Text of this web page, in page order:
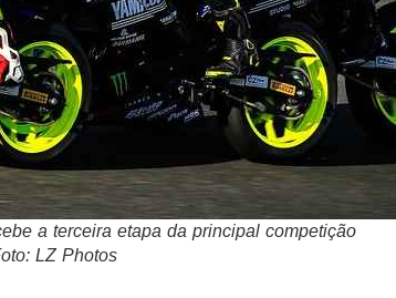
a terceira etapa da principal competição
LZ Photos